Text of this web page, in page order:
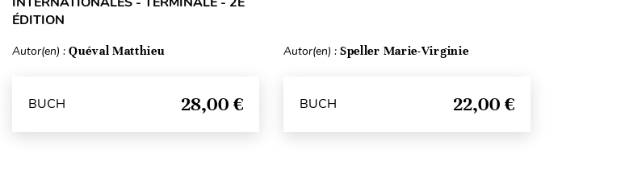
ÉDITION
Autor(en) : Quéval Matthieu
BUCH 28,00 €
Autor(en) : Speller Marie-Virginie
BUCH 22,00 €